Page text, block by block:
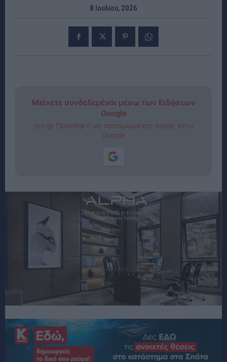
8 Ιουλίου, 2026
Μείνετε συνδεδεμένοι μέσω των Ειδήσεων
Google
rpn.gr Προσθήκη ως προτιμώμενης πηγής στην
Google